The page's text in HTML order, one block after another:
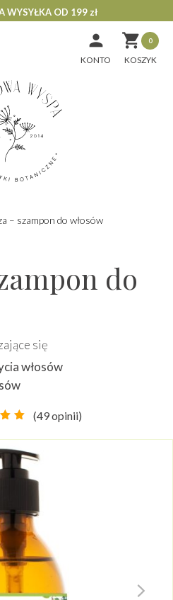
WYSYŁKA OD 199 zł
 0

KONTO
– szampon do włosów
do
się
włosów
(49opinii)